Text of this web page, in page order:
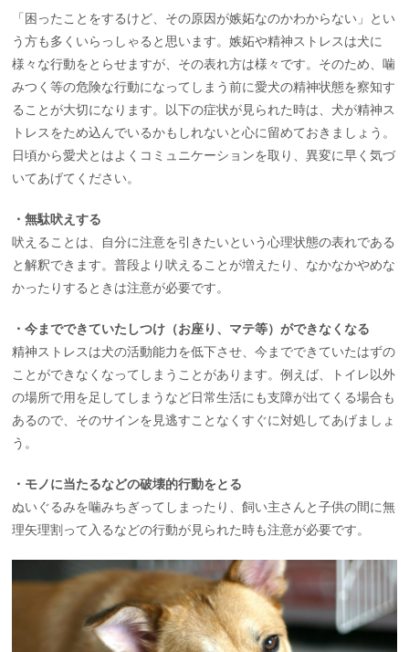
「困ったことをするけど、その原因が嫉妬なのかわからない」とい
う方も多くいらっしゃると思います。嫉妬や精神ストレスは犬に
様々な行動をとらせますが、その表れ方は様々です。そのため、噛
みつく等の危険な行動になってしまう前に愛犬の精神状態を察知す
ることが大切になります。以下の症状が見られた時は、犬が精神ス
トレスをため込んでいるかもしれないと心に留めておきましょう。
日頃から愛犬とはよくコミュニケーションを取り、異変に早く気づ
いてあげてください。
・無駄吠えする
吠えることは、自分に注意を引きたいという心理状態の表れである
と解釈できます。普段より吠えることが増えたり、なかなかやめな
かったりするときは注意が必要です。
・今までできていたしつけ（お座り、マテ等）ができなくなる
精神ストレスは犬の活動能力を低下させ、今までできていたはずの
ことができなくなってしまうことがあります。例えば、トイレ以外
の場所で用を足してしまうなど日常生活にも支障が出てくる場合も
あるので、そのサインを見逃すことなくすぐに対処してあげましょ
う。
・モノに当たるなどの破壊的行動をとる
ぬいぐるみを噛みちぎってしまったり、飼い主さんと子供の間に無
理矢理割って入るなどの行動が見られた時も注意が必要です。